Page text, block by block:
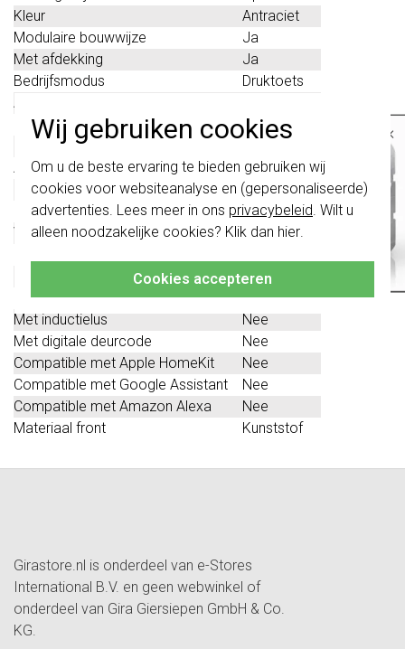
Wij gebruiken cookies
Om u de beste ervaring te bieden gebruiken wij
cookies voor websiteanalyse en (gepersonaliseerde)
advertenties. Lees meer in ons privacybeleid. Wilt u
alleen noodzakelijke cookies? Klik dan hier.
Cookies accepteren
Kleur
Antraciet
Modulaire bouwwijze
Ja
Met afdekking
Ja
Bedrijfsmodus
Druktoets
Aantal beltoetsen
Installatietechniek
Bussysteem
Met infoschild
Aantal call-knoppen
6
Materiaal
Kunststof
Beschermingsgraad (IP)
IP44
Vandaalbestendig
Ja
Met IFTTT ondersteuning
Nee
Handmatig richtbare camera
Nee
Met inductielus
Nee
Met digitale deurcode
Nee
Compatible met Apple HomeKit
Nee
Compatible met Google Assistant
Nee
Compatible met Amazon Alexa
Nee
Materiaal front
Kunststof
Girastore.nl is onderdeel van e-Stores
International B.V. en geen webwinkel of
onderdeel van Gira Giersiepen GmbH & Co.
KG.
×
schakelwippen zijn vernieuwd. Ze zijn
niette combineren met de schakelaars
van vóór augustus 2024.
Klik hiervoor meer informatie, zodat je